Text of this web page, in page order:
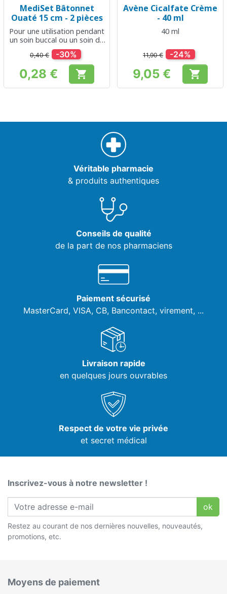
MediSet Bâtonnet
Ouaté 15 cm - 2 pièces
Pour une utilisation pendant
un soin buccal ou un soin de
plaie
0,40 € -30%
Prix
0,28 € 
Avène Cicalfate Crème
- 40 ml
40 ml
11,90 € -24%
Prix
9,05 € 
Véritable pharmacie
& produits authentiques
Conseils de qualité
de la part de nos pharmaciens
Paiement sécurisé
MasterCard, VISA, CB, Bancontact, virement, ...
Livraison rapide
en quelques jours ouvrables
Respect de votre vie privée
et secret médical
Inscrivez-vous à notre newsletter !
ok
Restez au courant de nos dernières nouvelles, nouveautés,
promotions, etc.
Moyens de paiement